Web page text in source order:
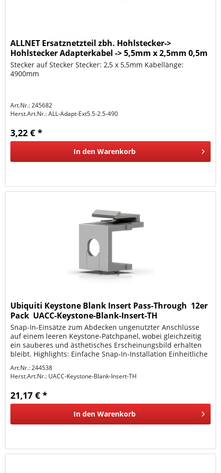
ALLNET Ersatznetzteil zbh. Hohlstecker->
Hohlstecker Adapterkabel -> 5,5mm x 2,5mm 0,5m
Stecker auf Stecker Stecker: 2,5 x 5,5mm Kabellänge:
4900mm
Art.Nr.: 245682
Herst.Art.Nr.:ALL-Adapt-Ext5.5-2.5-490
3,22 € *
In den Warenkorb
Ubiquiti Keystone Blank Insert Pass-Through  12er
Pack  UACC-Keystone-Blank-Insert-TH
Snap-In-Einsätze zum Abdecken ungenutzter Anschlüsse
auf einem leeren Keystone-Patchpanel, wobei gleichzeitig
ein sauberes und ästhetisches Erscheinungsbild erhalten
bleibt. Highlights: Einfache Snap-In-Installation Einheitliche
Art.Nr.: 244538
Herst.Art.Nr.: UACC-Keystone-Blank-Insert-TH
21,17 € *
In den Warenkorb